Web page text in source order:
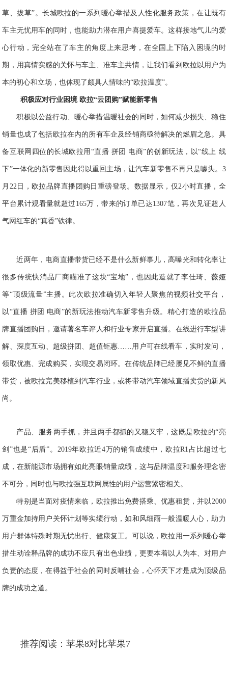
草、拔草”。长城欧拉 的一系列暖心举措及人性化服务政策，在让既有
车主无忧用车的同时，也能助力潜在用户喜提爱车。这样接地气儿的爱
心行动，完全站在了车主的角度上来思考，在全国上下陷入困境的时
期，用真情实感的关怀与车主、准车主共情，让我们看到欧拉以用户为
本的初心和立场，也体现了颇具人情味的“欧拉温度”。
积极应对行业困境 欧拉“云团购”赋能新零售
积极以公益行动、暖心举措温暖社会的同时，如何减少损失、稳住
销量也成了包括欧拉在内的所有车企及经销商亟待解决的燃眉之急。具
备互联网四位的长城欧拉用“直播 拼团 电商”的创新玩法，以“线上 线
下”一体化的新零售因此得以重回主场，让汽车新零售不再只是噱头。3
月22日 ， 欧拉品牌直播团购日重磅登场。数据显示，仅2小时直播，全
平台累计观看量就超过 165万 ，带来的订单已达1307笔，再次见证超人
气网红车的“真香”铁律。
近两年，电商直播带货已经不是什么新鲜事儿，高曝光和转化率让
很多传统快消品厂商瞄准了这块“宝地”，也因此造就了李佳琦、 薇娅
等“顶级流量”主播。此次欧拉准确切入年轻人聚焦的视频社交平台，
以“直播 拼团 电商”的新玩法推动汽车新零售升级。精心打造的欧拉品
牌直播团购日，邀请著名车评人和行业专家开启直播。在线进行车型讲
解、深度互动、超级拼团、超值钜惠……用户可在线看车，实时发问，
领取优惠、完成购买，实现交易闭环。在传统品牌已经屡见不鲜的直播
带货，被欧拉完美移植到汽车行业，或将带动汽车领域直播卖货的新风
尚。
产品、服务两手抓，并且两手都抓的又稳又牢，这 既是欧拉 的“亮
剑”也是“后盾”。 2019年欧拉近4万的销售成绩中，欧拉R1占比超过七
成，在新能源市场拥有如此亮眼销量成绩，这与品牌温度和服务理念密
不可分，同时也与欧拉强互联网属性的用户运营紧密相关。
特别是当 面对疫情来临 ，欧拉推出免费搭乘、优惠租赁，并以2000
万重金加持用户关怀计划等实绩行动，如和风细雨一般温暖人心，助力
用户群体特殊时期无忧出行、健康复工。可以说，欧拉用一系列暖心举
措生动诠释品牌的成功不应只有出色业绩，更要本着以人为本、对用户
负责的态度，在得益于社会的同时反哺社会，心怀天下才是成为顶级品
牌的成功之道。
推荐阅读：苹果8对比苹果7